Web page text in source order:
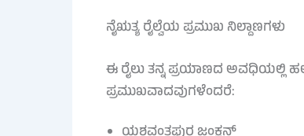
ನೈಋತ್ಯ ರೈಲ್ವೆಯ ಪ್ರಮುಖ ನಿಲ್ದಾಣಗಳು
ಈ ರೈಲು ತನ್ನ ಪ್ರಯಾಣದ ಅವಧಿಯಲ್ಲಿ
ಪ್ರಮುಖವಾದವುಗಳೆಂದರೆ: